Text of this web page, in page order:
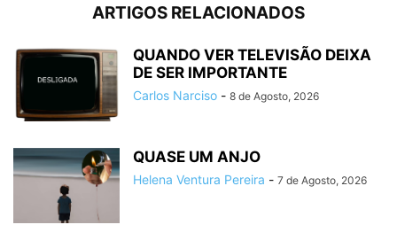
ARTIGOS RELACIONADOS
QUANDO VER TELEVISÃO DEIXA
DE SER IMPORTANTE
Carlos Narciso - 8 de Agosto, 2026
QUASE UM ANJO
Helena Ventura Pereira - 7 de Agosto, 2026